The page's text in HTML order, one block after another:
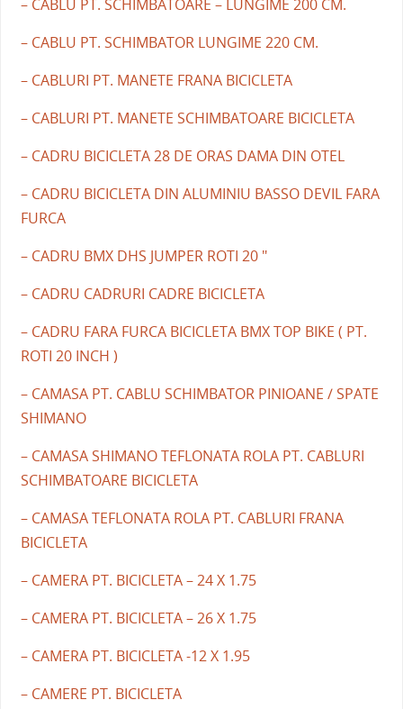
– CABLU PT. SCHIMBATOARE – LUNGIME 200 CM.
– CABLU PT. SCHIMBATOR LUNGIME 220 CM.
– CABLURI PT. MANETE FRANA BICICLETA
– CABLURI PT. MANETE SCHIMBATOARE BICICLETA
– CADRU BICICLETA 28 DE ORAS DAMA DIN OTEL
– CADRU BICICLETA DIN ALUMINIU BASSO DEVIL FARA
FURCA
– CADRU BMX DHS JUMPER ROTI 20 "
– CADRU CADRURI CADRE BICICLETA
– CADRU FARA FURCA BICICLETA BMX TOP BIKE ( PT.
ROTI 20 INCH )
– CAMASA PT. CABLU SCHIMBATOR PINIOANE / SPATE
SHIMANO
– CAMASA SHIMANO TEFLONATA ROLA PT. CABLURI
SCHIMBATOARE BICICLETA
– CAMASA TEFLONATA ROLA PT. CABLURI FRANA
BICICLETA
– CAMERA PT. BICICLETA – 24 X 1.75
– CAMERA PT. BICICLETA – 26 X 1.75
– CAMERA PT. BICICLETA -12 X 1.95
– CAMERE PT. BICICLETA